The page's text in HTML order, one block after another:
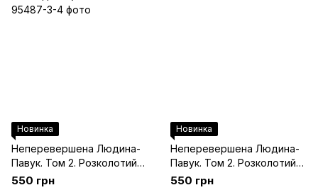
Новинка
Неперевершена Людина-
Павук. Том 2. Розколотий
Розум (Альтернативна
550 грн
Новинка
Неперевершена Людина-
Павук. Том 2. Розколотий
Розум
550 грн